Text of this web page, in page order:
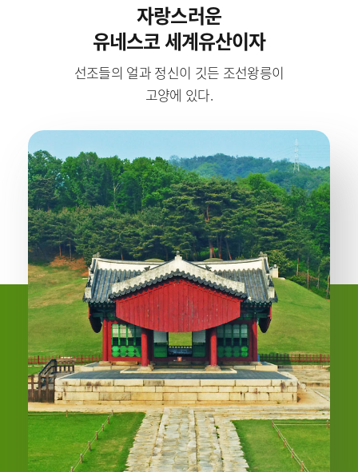
자랑스러운
유네스코 세계유산이자
선조들의 얼과 정신이 깃든 조선왕릉이
고양에 있다.